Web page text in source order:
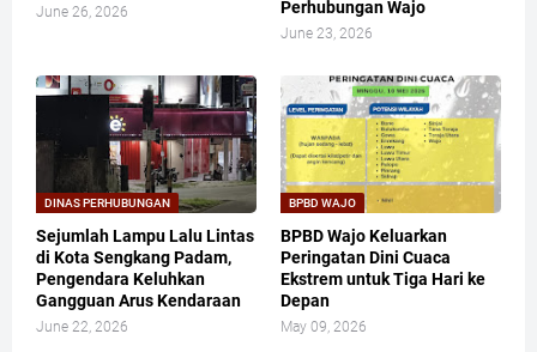
June 26, 2026
Perhubungan Wajo
June 23, 2026
DINAS PERHUBUNGAN
Sejumlah Lampu Lalu Lintas
di Kota Sengkang Padam,
Pengendara Keluhkan
Gangguan Arus Kendaraan
June 22, 2026
BPBD WAJO
BPBD Wajo Keluarkan
Peringatan Dini Cuaca
Ekstrem untuk Tiga Hari ke
Depan
May 09, 2026